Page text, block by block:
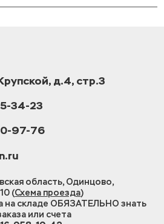
д.4, стр.3
34-23
97-76
область, Одинцово,
(Схема проезда)
на складе ОБЯЗАТЕЛЬНО знать
или счета